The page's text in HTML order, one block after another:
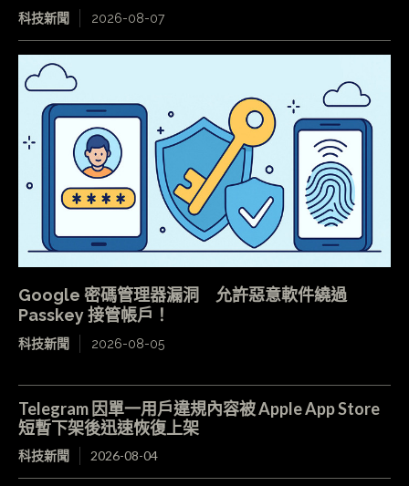
科技新聞 2026-08-07
Google 密碼管理器漏洞 允許惡意軟件繞過
Passkey 接管帳戶！
科技新聞 2026-08-05
Telegram 因單一用戶違規內容被 Apple App Store
短暫下架後迅速恢復上架
科技新聞 2026-08-04